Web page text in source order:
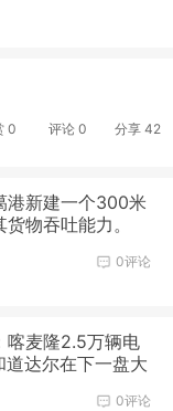
0 评论 0 分享 42
港新建一个300米
物吞吐能力。
0评论
喀麦隆2.5万辆电
道达尔在下一盘大
0评论